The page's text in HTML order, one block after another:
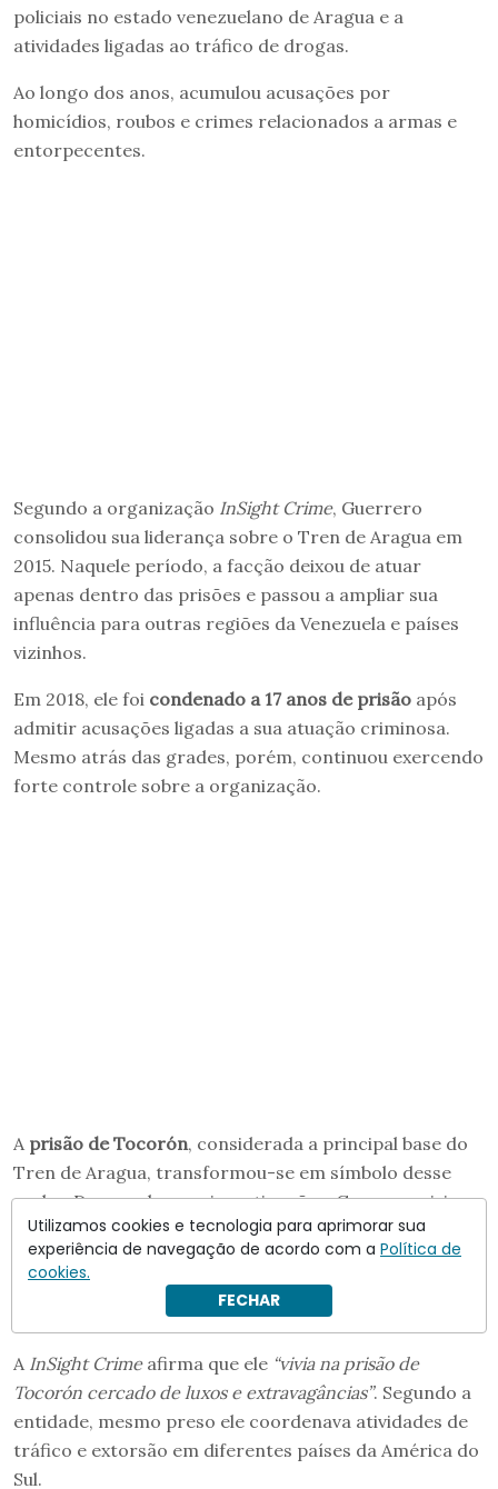
policiais no estado venezuelano de Aragua e a
atividades ligadas ao tráfico de drogas.
Ao longo dos anos, acumulou acusações por
homicídios, roubos e crimes relacionados a armas e
entorpecentes.
Segundo a organização InSight Crime, Guerrero
consolidou sua liderança sobre o Tren de Aragua em
2015. Naquele período, a facção deixou de atuar
apenas dentro das prisões e passou a ampliar sua
influência para outras regiões da Venezuela e países
vizinhos.
Em 2018, ele foi condenado a 17 anos de prisão após
admitir acusações ligadas a sua atuação criminosa.
Mesmo atrás das grades, porém, continuou exercendo
forte controle sobre a organização.
A prisão de Tocorón, considerada a principal base do
Tren de Aragua, transformou-se em símbolo desse
poder. De acordo com investigações, Guerrero vivia
em umaresidência de dois andares dentro do
complexo penitenciárioe desfrutava de estruturas
incomuns para um presídio, incluindo
discoteca e até um zoológico.
A InSight Crime afirma que ele “vivia na prisão de
Tocorón cercado de luxos e extravagâncias”. Segundo a
entidade, mesmo preso ele coordenava atividades de
tráfico e extorsão em diferentes países da América do
Sul.
Utilizamos cookies e tecnologia para aprimorar sua
experiência de navegação de acordo com a Política de
cookies.
FECHAR